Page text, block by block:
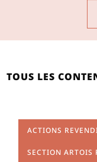
TOUS LES
ACTIONS
SECTION ARTOIS